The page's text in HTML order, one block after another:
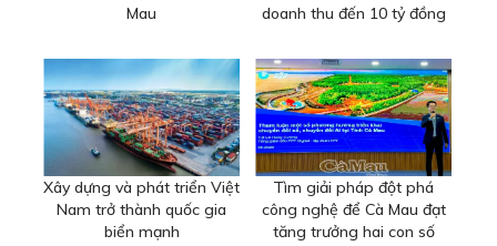
Mau
doanh thu đến 10 tỷ đồng
Xây dựng và phát triển Việt
Nam trở thành quốc gia
biển mạnh
Tìm giải pháp đột phá
công nghệ để Cà Mau đạt
tăng trưởng hai con số